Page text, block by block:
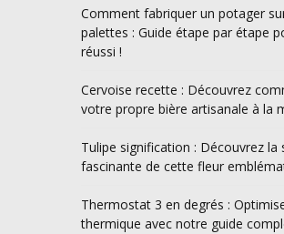
Comment fabriquer un potager
palettes : Guide étape par étape
réussi !
Cervoise recette : Découvrez
votre propre bière artisanale à la
Tulipe signification : Découvrez la
fascinante de cette fleur
Thermostat 3 en degrés :
thermique avec notre guide